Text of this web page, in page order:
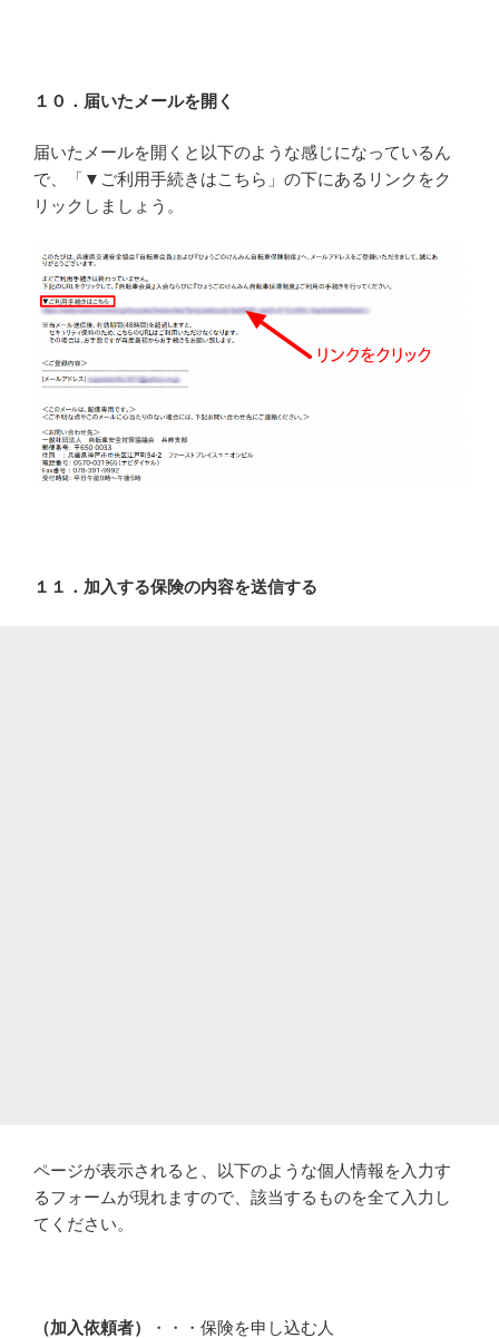
１０．届いたメールを開く
届いたメールを開くと以下のような感じになっているん
で、「▼ご利用手続きはこちら」の下にあるリンクをク
リックしましょう。
１１．加入する保険の内容を送信する
ページが表示されると、以下のような個人情報を入力す
るフォームが現れますので、該当するものを全て入力し
てください。
（加入依頼者） ・・・保険を申し込む人